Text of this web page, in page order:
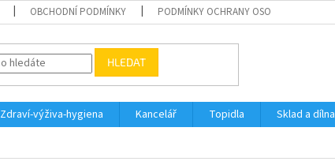
OBCHODNÍ PODMÍNKY PODMÍNKY OCHRANY OSOBNÍCH ÚDAJŮ
HLEDAT
Zdraví-výživa-hygiena Kancelář Topidla Sklad a dílna